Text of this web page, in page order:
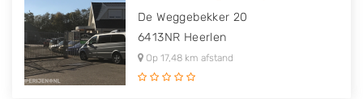
De Weggebekker 20
6413NR Heerlen
Op 17,48 km afstand